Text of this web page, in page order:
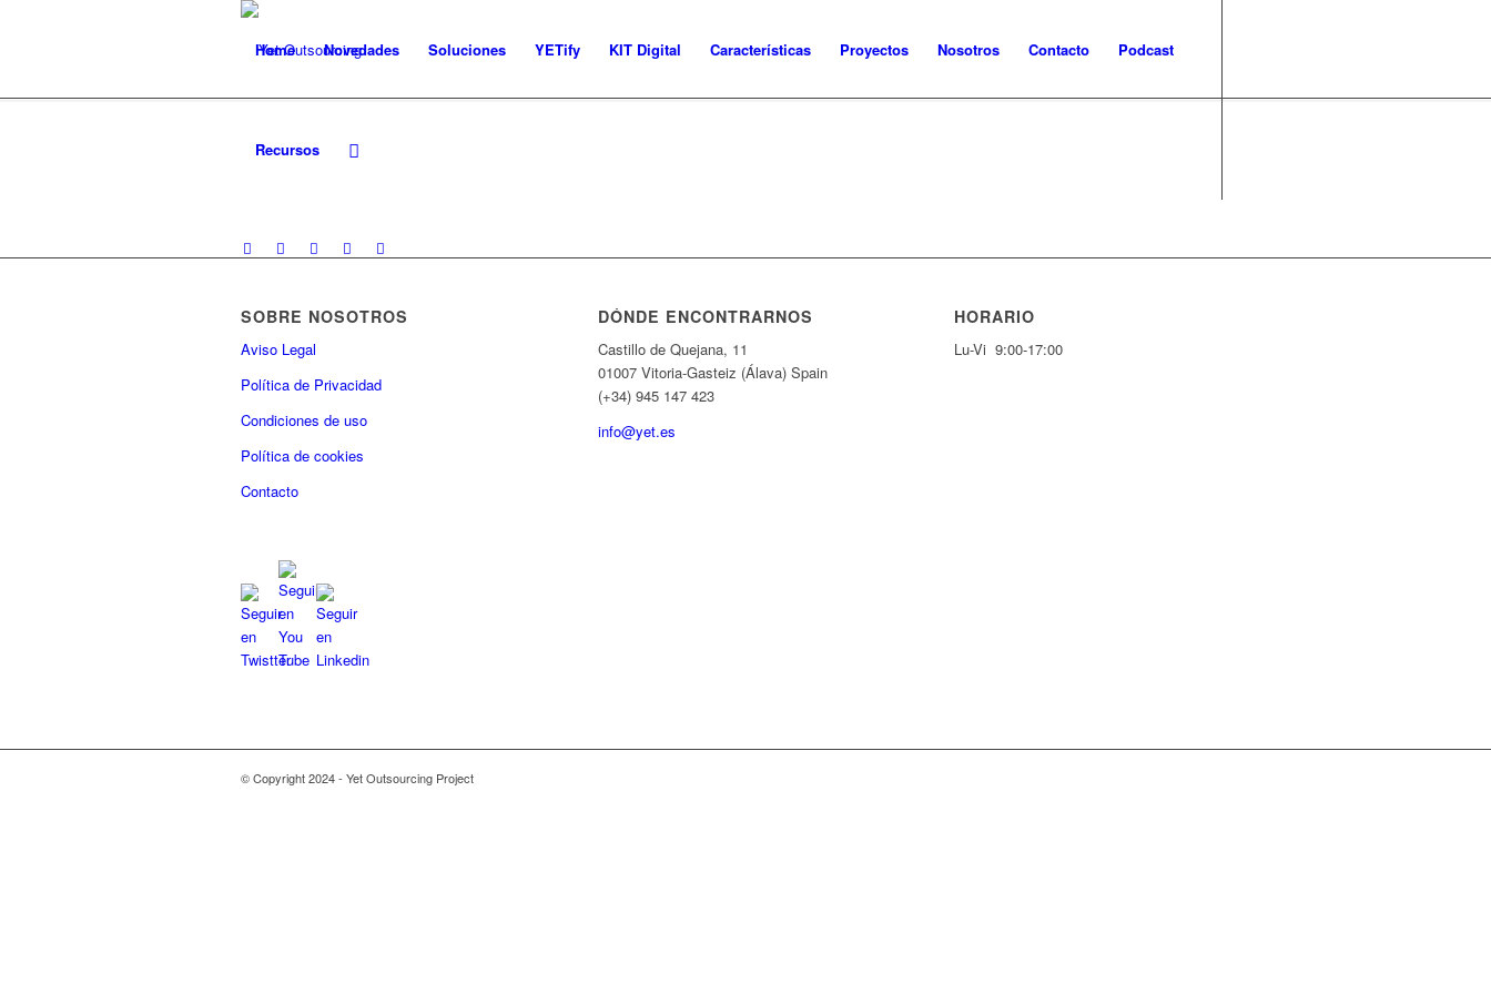
Home Novedades Soluciones YETify KIT Digital Características Proyectos Nosotros Contacto Podcast
Recursos
SOBRE NOSOTROS
Aviso Legal
Política de Privacidad
Condiciones de uso
Política de cookies
Contacto
DÓNDE ENCONTRARNOS
Castillo de Quejana, 11
01007 Vitoria-Gasteiz (Álava) Spain
(+34) 945 147 423
info@yet.es
HORARIO
Lu-Vi 9:00-17:00
© Copyright 2024 - Yet Outsourcing Project